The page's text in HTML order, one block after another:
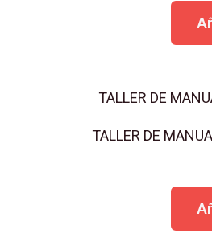
TALLER DE